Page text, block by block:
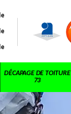
DÉCAPAGE DE TOITURE
73